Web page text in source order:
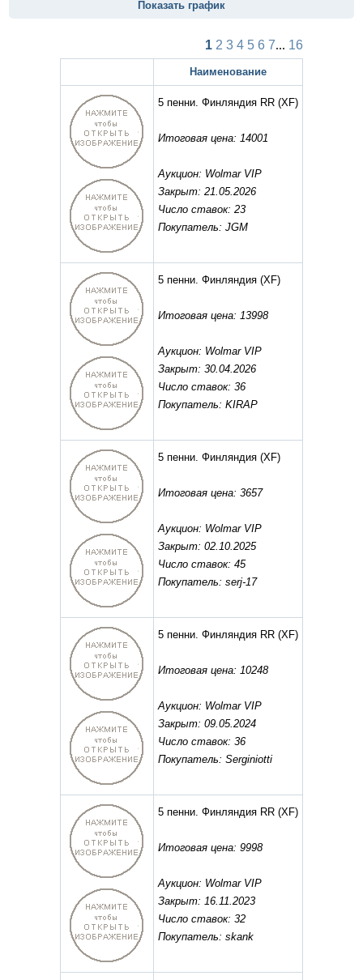
Показать график
1 2 3 4 5 6 7... 16
Наименование
5 пенни. Финляндия RR (XF)
Итоговая цена: 14001
Аукцион: Wolmar VIP
Закрыт: 21.05.2026
Число ставок: 23
Покупатель: JGM
5 пенни. Финляндия (XF)
Итоговая цена: 13998
Аукцион: Wolmar VIP
Закрыт: 30.04.2026
Число ставок: 36
Покупатель: KIRAP
5 пенни. Финляндия (XF)
Итоговая цена: 3657
Аукцион: Wolmar VIP
Закрыт: 02.10.2025
Число ставок: 45
Покупатель: serj-17
5 пенни. Финляндия RR (XF)
Итоговая цена: 10248
Аукцион: Wolmar VIP
Закрыт: 09.05.2024
Число ставок: 36
Покупатель: Serginiotti
5 пенни. Финляндия RR (XF)
Итоговая цена: 9998
Аукцион: Wolmar VIP
Закрыт: 16.11.2023
Число ставок: 32
Покупатель: skank